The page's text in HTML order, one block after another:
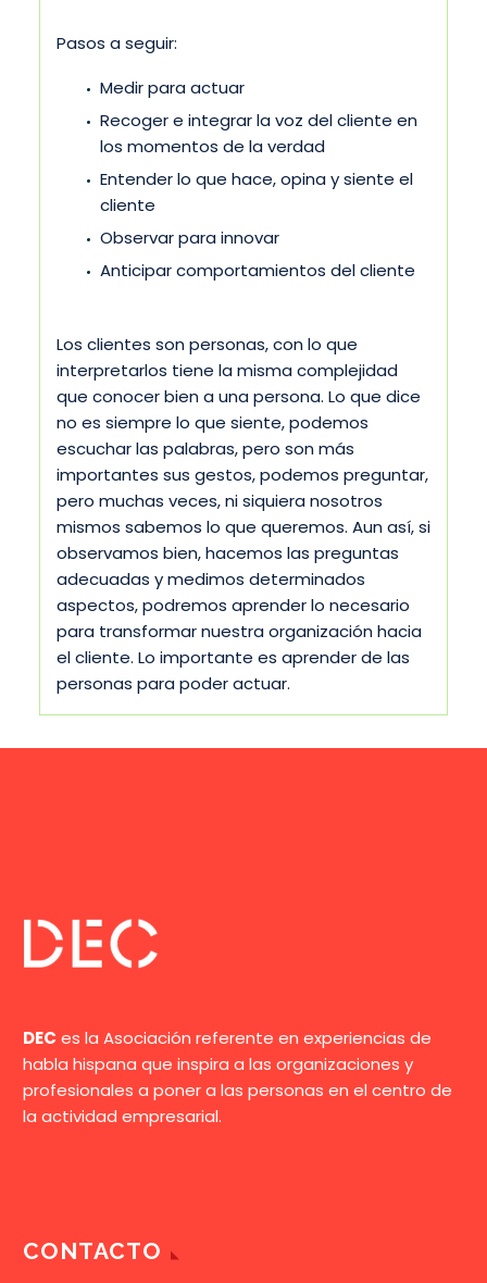
Pasos a seguir:
Medir para actuar
Recoger e integrar la voz del cliente en
los momentos de la verdad
Entender lo que hace, opina y siente el
cliente
Observar para innovar
Anticipar comportamientos del cliente
Los clientes son personas, con lo que
interpretarlos tiene la misma complejidad
que conocer bien a una persona. Lo que dice
no es siempre lo que siente, podemos
escuchar las palabras, pero son más
importantes sus gestos, podemos preguntar,
pero muchas veces, ni siquiera nosotros
mismos sabemos lo que queremos. Aun así, si
observamos bien, hacemos las preguntas
adecuadas y medimos determinados
aspectos, podremos aprender lo necesario
para transformar nuestra organización hacia
el cliente. Lo importante es aprender de las
personas para poder actuar.
DEC es la Asociación referente en experiencias de
habla hispana que inspira a las organizaciones y
profesionales a poner a las personas en el centro de
la actividad empresarial.
CONTACTO